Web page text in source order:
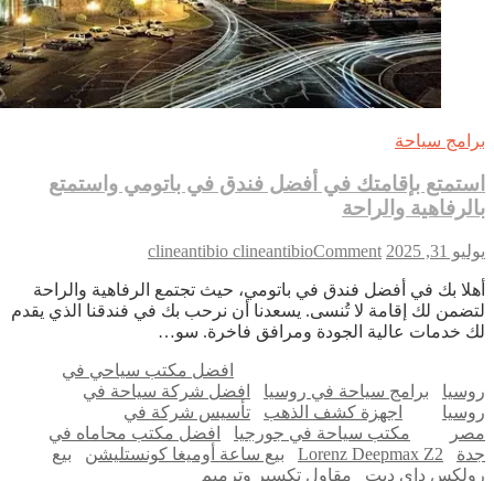
سياحة
بإقامتك في أفضل فندق في باتومي واستمتع
والراحة
31, 2025
clineantibio clineantibioComment
on
بإقامتك
في
أفضل
في
باتومي
واستمتع
بالرفاهية
والراحة
بك في أفضل فندق في باتومي، حيث تجتمع الرفاهية والراحة
لك إقامة لا تُنسى. يسعدنا أن نرحب بك في فندقنا الذي يقدم
خدمات عالية الجودة ومرافق فاخرة. سو…
افضل مكتب سياحي في
برامج سياحة في روسيا
افضل شركة سياحة في
اجهزة كشف الذهب
تأسيس شركة في
مكتب سياحة في جورجيا
افضل مكتب محاماه في
Lorenz Deepmax Z2 بيع ساعة أوميغا كونستليشن
بيع
داي ديت
مقاول تكسير وترميم